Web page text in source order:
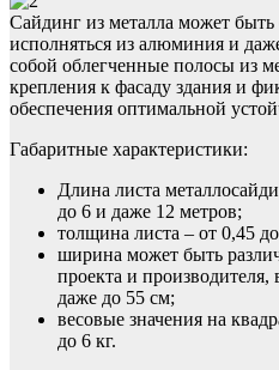
Сайдинг из металла может
исполняться из алюминия и
собой облегченные полосы из
крепления к фасаду здания и
обеспечения оптимальной
Габаритные характеристики:
Длина листа
до 6 и даже 12 метров;
толщина листа – от 0,45
ширина может быть
проекта и
даже до 55 см;
весовые значения на
до 6 кг.